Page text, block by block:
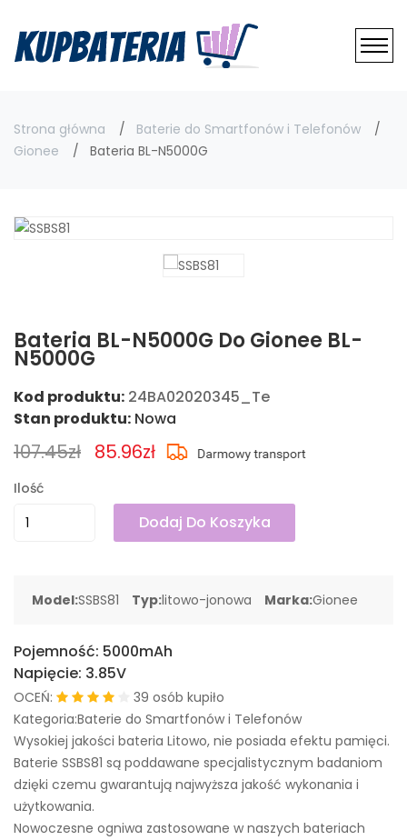
Strona główna
Baterie do Smartfonów i Telefonów
Gionee
Bateria BL-N5000G
Bateria BL-N5000G Do Gionee BL-
N5000G
Kod produktu: 24BA02020345_Te
Stan produktu: Nowa
107.45zł 85.96zł
Ilość
Dodaj Do Koszyka
Model:SSBS81 Typ:litowo-jonowa Marka:Gionee
Pojemność: 5000mAh
Napięcie: 3.85V
OCEŃ:
39 osób kupiło
Kategoria:Baterie do Smartfonów i Telefonów
Wysokiej jakości bateria Litowo, nie posiada efektu pamięci.
Baterie SSBS81 są poddawane specjalistycznym badaniom
dzięki czemu gwarantują najwyższa jakość wykonania i
użytkowania.
Nowoczesne ogniwa zastosowane w naszych bateriach